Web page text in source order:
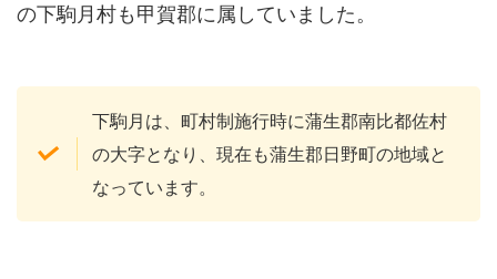
の下駒月村も甲賀郡に属していました。
下駒月は、町村制施行時に蒲生郡南比都佐村
の大字となり、現在も蒲生郡日野町の地域と
なっています。